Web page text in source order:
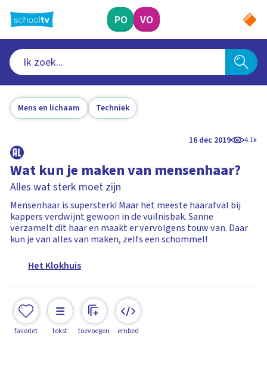
naar
hoofdinhoud
PO VO
Mens en lichaam Techniek
16 dec 2019 4.1k
Wat kun je maken van mensenhaar?
Alles wat sterk moet zijn
Mensenhaar is supersterk! Maar het meeste haarafval bij
kappers verdwijnt gewoon in de vuilnisbak. Sanne
verzamelt dit haar en maakt er vervolgens touw van. Daar
kun je van alles van maken, zelfs een schommel!
Het Klokhuis
favoriet tekst toevoegen embed